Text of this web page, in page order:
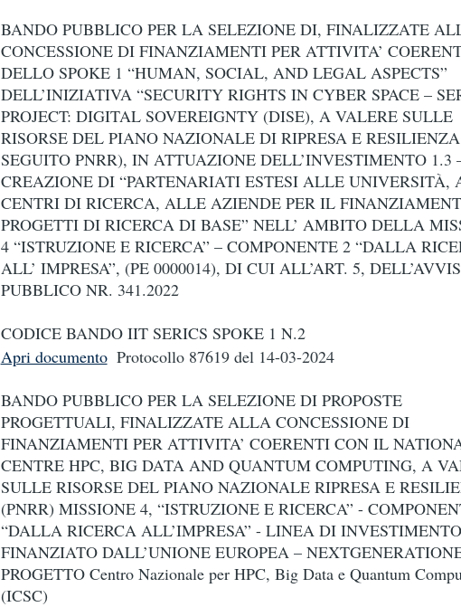
BANDO PUBBLICO PER LA SELEZIONE DI, FINALIZZATE
CONCESSIONE DI FINANZIAMENTI PER ATTIVITA’
DELLO SPOKE 1 “HUMAN, SOCIAL, AND LEGAL ASPECTS”
DELL’INIZIATIVA “SECURITY RIGHTS IN CYBER SPACE –
PROJECT: DIGITAL SOVEREIGNTY (DISE), A VALERE SULLE
RISORSE DEL PIANO NAZIONALE DI RIPRESA E
SEGUITO PNRR), IN ATTUAZIONE DELL’INVESTIMENTO 1.3
CREAZIONE DI “PARTENARIATI ESTESI ALLE UNIVERSITÀ,
CENTRI DI RICERCA, ALLE AZIENDE PER IL
PROGETTI DI RICERCA DI BASE” NELL’ AMBITO DELLA
4 “ISTRUZIONE E RICERCA” – COMPONENTE 2 “DALLA
ALL’ IMPRESA”, (PE 0000014), DI CUI ALL’ART. 5,
PUBBLICO NR. 341.2022
CODICE BANDO IIT SERICS SPOKE 1 N.2
Apri documento Protocollo 87619 del 14-03-2024
BANDO PUBBLICO PER LA SELEZIONE DI PROPOSTE
PROGETTUALI, FINALIZZATE ALLA CONCESSIONE DI
FINANZIAMENTI PER ATTIVITA’ COERENTI CON IL
CENTRE HPC, BIG DATA AND QUANTUM COMPUTING, A
SULLE RISORSE DEL PIANO NAZIONALE RIPRESA E
(PNRR) MISSIONE 4, “ISTRUZIONE E RICERCA” -
“DALLA RICERCA ALL’IMPRESA” - LINEA DI
FINANZIATO DALL’UNIONE EUROPEA –
PROGETTO Centro Nazionale per HPC, Big Data e Quantum
(ICSC)